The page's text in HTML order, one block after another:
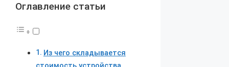
Оглавление статьи
Из чего складывается